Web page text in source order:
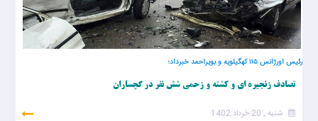
رئیس اورژانس ۱۱۵ کهگیلویه و بویراحمد خبرداد؛
تصادف زنجیره ای و کشته و زحمی شش نفر در گچساران
شنبه , 20 خرداد 1402